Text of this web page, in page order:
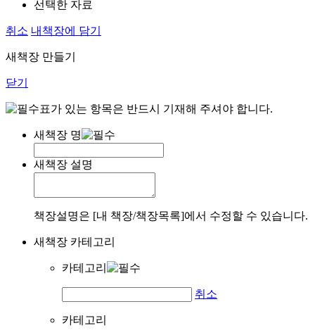
선택한 자료
취소 내책장에 담기
새책장 만들기
닫기
표가 있는 항목은 반드시 기재해 주셔야 합니다.
새책장 명
새책장 설명
책장설명은 [내 책장/책장목록]에서 수정할 수 있습니다.
새책장 카테고리
카테고리
취소
카테고리